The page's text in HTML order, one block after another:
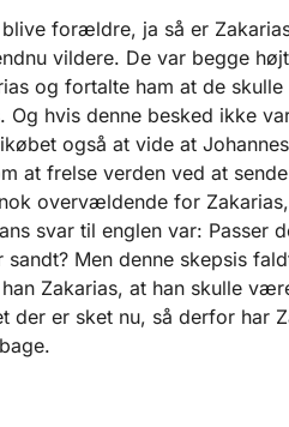
forældre, ja så er
vildere. De var begge
og fortalte ham at de skulle
Og hvis denne besked ikke
også at vide at
at frelse verden ved at
overvældende for
svar til englen var: Passer
Men denne skepsis
Zakarias, at han skulle
der er sket nu, så derfor har